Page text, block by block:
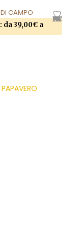
AGGIUNGI ALLA LISTA DEI DESIDERI
CAMPO
da 39,00€ a